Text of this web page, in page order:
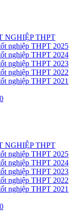
NGHIỆP THPT
nghiệp THPT 2025
nghiệp THPT 2024
nghiệp THPT 2023
nghiệp THPT 2022
nghiệp THPT 2021
NGHIỆP THPT
nghiệp THPT 2025
nghiệp THPT 2024
nghiệp THPT 2023
nghiệp THPT 2022
nghiệp THPT 2021